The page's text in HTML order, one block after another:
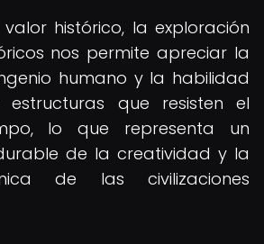
histórico, la exploración
nos permite apreciar la
humano y la habilidad
estructuras que resisten el
lo que representa un
de la creatividad y la
de las civilizaciones